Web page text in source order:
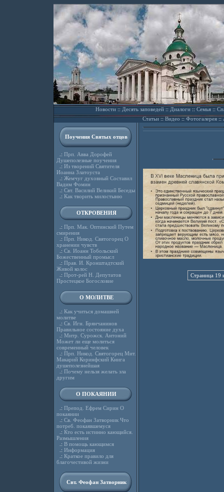
Новости::Десять заповедей::Диалоги::Семья::
Статьи::Видео ::Фотогалерея::
Поучения Святых отцов
.: Прп. Авва Дорофей
Душеполезные поучения
.: Из творений Святителя
Иоанна Златоуста
.: Жемчуг духовный Составил
Вадим Фомин
.: Свт. Василий Великий Беседы
.: Как творить милостыню
ОТКРОВЕНИЯ
.: Прп. Мак. Оптинский Путем
смирения
.: Прп. Никод. Святогорец О
хранении чувств
.: Св. Иоанн Тобольский
Божественный промысл
.: Прав. И. Кронштадтский
Живой колос
.: Прот-рей Н. Депутатов
Простецкое Богословие
О МОЛИТВЕ
.: Как учиться домашней
молитве
.: Св. Игн. Брянчанинов
Правильное состояние духа
.: Митр. Сурожск. Антоний
Может ли еще молиться
современный человек
.: Прп. Никод. Святогорец Мит.
Макарий Коринфский Книга
душеполезнейшая
.: Почему нельзя желать зла
другим
О ПОКАЯНИИ
.: Препод. Ефрем Сирин О
покаянии
.: Св. Феофан Затворник Что
потреб. покаявшемуся
.: Кто есть истинно кающийся.
Размышления
.: В помощь кающимся
.: Информация
.: Краткое правило для
благочестивой жизни
Свт. Феофан Затворник
Страница 19